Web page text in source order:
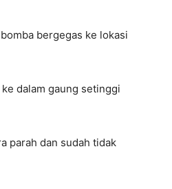
bergegas ke lokasi
dalam gaung setinggi
parah dan sudah tidak